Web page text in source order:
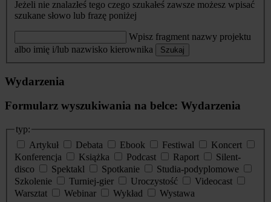
Jeżeli nie znalazłeś tego czego szukałeś zawsze możesz wpisać
szukane słowo lub frazę poniżej
Wpisz fragment nazwy projektu
albo imię i/lub nazwisko kierownika
Szukaj
Wydarzenia
Formularz wyszukiwania na belce: Wydarzenia
typ:
Artykuł
Debata Ebook Festiwal
Koncert
Konferencja
Książka Podcast Raport
Silent-
disco
Spektakl Spotkanie
Studia-podyplomowe
Szkolenie
Turniej-gier Uroczystość
Videocast
Warsztat
Webinar Wykład
Wystawa